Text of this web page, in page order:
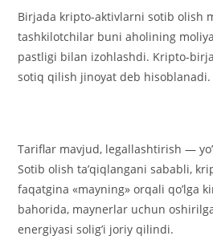
Birjada kripto-aktivlarni sotib olish
tashkilotchilar buni aholining
pastligi bilan izohlashdi. Kripto-
sotiq qilish jinoyat deb hisoblanadi.
Tariflar mavjud, legallashtirish —
Sotib olish ta’qiqlangani sababli,
faqatgina «mayning» orqali qo’lga
bahorida, maynerlar uchun
energiyasi solig’i joriy qilindi.